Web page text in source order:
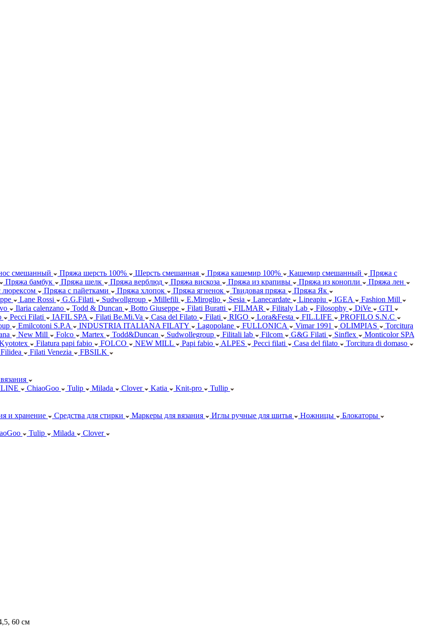
смешанный Пряжа шерсть 100% Шерсть смешанная Пряжа кашемир 100% Кашемир смешанный
Пряжа с
Пряжа бамбук Пряжа шелк Пряжа верблюд Пряжа вискоза Пряжа из крапивы Пряжа из конопли
Пряжа лен
люрексом Пряжа с пайетками Пряжа хлопок Пряжа ягненок Твидовая пряжа
Пряжа Як
Lane Rossi G.G.Filati Sudwollgroup Millefili E.Miroglio Sesia Lanecardate Lineapiu IGEA
Fashion Mill
Ilaria calenzano Todd & Duncan Botto Giuseppe Filati Buratti FILMAR Filitaly Lab Filosophy DiVe
GTI
Pecci Filati IAFIL SPA Filati Be.Mi.Va Casa del Filato Filati RIGO Lora&Festa FIL.LIFE
PROFILO S.N.C
Emilcotoni S.P.A INDUSTRIA ITALIANA FILATY Lagopolane FULLONICA Vimar 1991 OLIMPIAS
Torcitura
New Mill Folco Martex Todd&Duncan Sudwollegroup Filitali lab Filcom G&G Filati Sinflex
Monticolor SPA
Filatura papi fabio FOLCO NEW MILL Papi fabio ALPES Pecci filati Casa del filato
Torcitura di domaso
Filidea Filati Venezia
FBSILK
ChiaoGoo Tulip Milada Clover Katia Knit-pro
Tullip
и хранение Средства для стирки Маркеры для вязания Иглы ручные для шитья Ножницы
Блокаторы
Tulip Milada
Clover
60 см